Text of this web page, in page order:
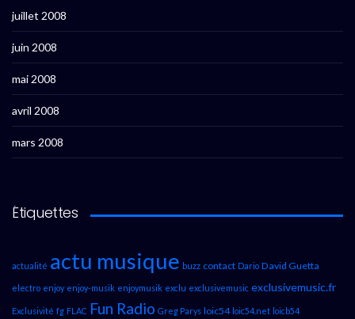
juillet 2008
juin 2008
mai 2008
avril 2008
mars 2008
Étiquettes
actualité actu musique buzz contact Dario David Guetta
electro enjoy enjoy-musik enjoymusik exclu exclusivemusic exclusivemusic.fr
Exclusivité fg FLAC Fun Radio Greg Parys loic54 loic54.net loicb54